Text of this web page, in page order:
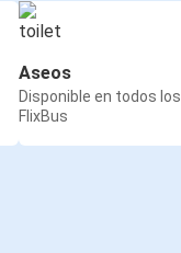
Aseos
Disponible en todos los
FlixBus